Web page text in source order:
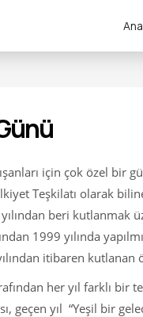
için çok özel bir
Teşkilatı olarak
beri kutlanmak
1999 yılında
itibaren
her yıl farklı bir
geçen yıl “Yeşil bir